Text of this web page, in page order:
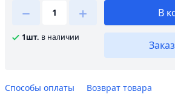
1шт. в наличии
В
Способы оплаты Возврат товара